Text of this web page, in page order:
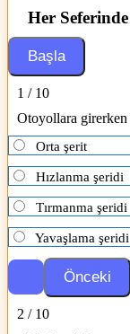
Her
1 / 10
Otoyollara girerken
Orta şerit
Hızlanma şeridi
Tırmanma şeridi
Yavaşlama şeridi
2 / 10